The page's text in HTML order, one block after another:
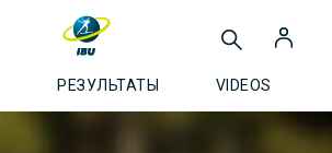
РЕЗУЛЬТАТЫ VIDEOS